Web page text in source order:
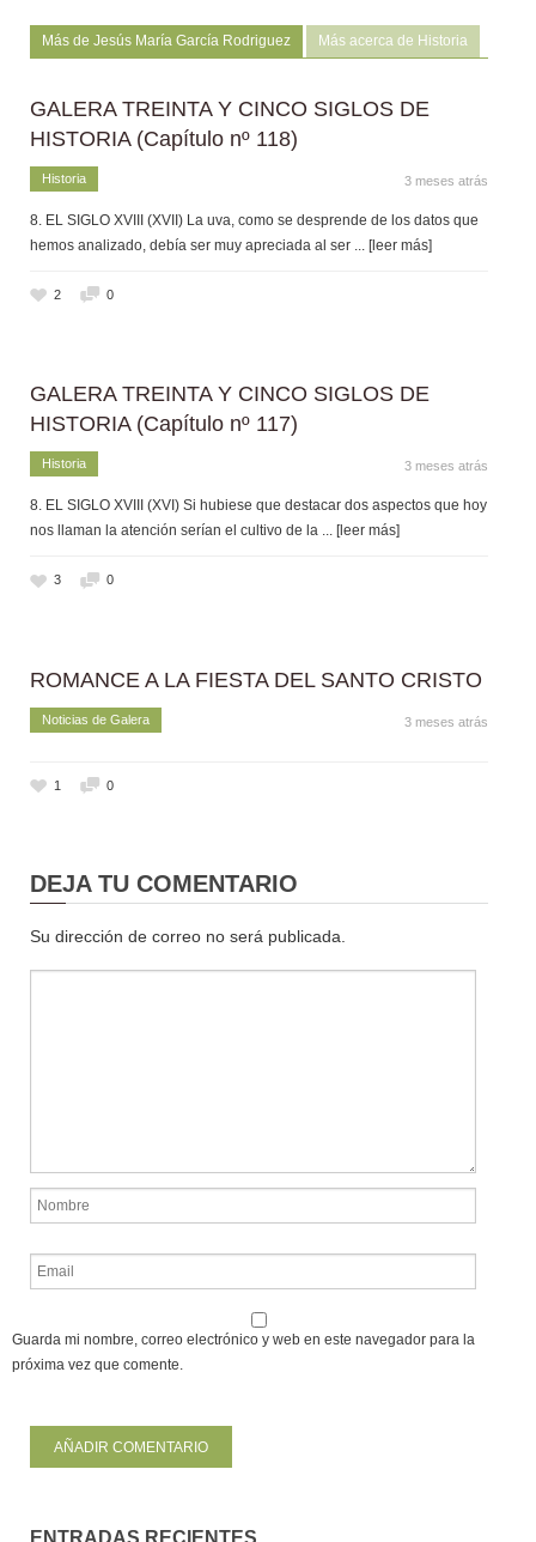
Más de Jesús María García Rodriguez Más acerca de Historia
GALERA TREINTA Y CINCO SIGLOS DE
HISTORIA (Capítulo nº 118)
Historia 3 meses atrás
8. EL SIGLO XVIII (XVII) La uva, como se desprende de los datos que
hemos analizado, debía ser muy apreciada al ser ... [leer más]
2 0
GALERA TREINTA Y CINCO SIGLOS DE
HISTORIA (Capítulo nº 117)
Historia 3 meses atrás
8. EL SIGLO XVIII (XVI) Si hubiese que destacar dos aspectos que hoy
nos llaman la atención serían el cultivo de la ... [leer más]
3 0
ROMANCE A LA FIESTA DEL SANTO CRISTO
Noticias de Galera 3 meses atrás
1 0
DEJA TU COMENTARIO
Su dirección de correo no será publicada.
Guarda mi nombre, correo electrónico y web en este navegador para la
próxima vez que comente.
ENTRADAS RECIENTES